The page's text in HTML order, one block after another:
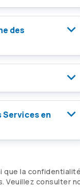
des
Services en
que la
Veuillez consulter